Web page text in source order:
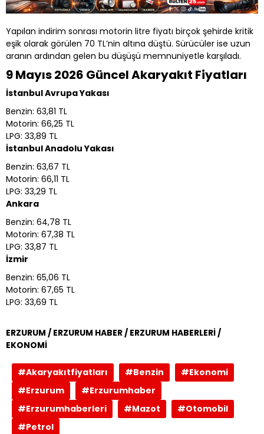
Yapılan indirim sonrası motorin litre fiyatı birçok şehirde kritik
eşik olarak görülen 70 TL’nin altına düştü. Sürücüler ise uzun
aranın ardından gelen bu düşüşü memnuniyetle karşıladı.
9 Mayıs 2026 Güncel Akaryakıt Fiyatları
İstanbul Avrupa Yakası
Benzin: 63,81 TL
Motorin: 66,25 TL
LPG: 33,89 TL
İstanbul Anadolu Yakası
Benzin: 63,67 TL
Motorin: 66,11 TL
LPG: 33,29 TL
Ankara
Benzin: 64,78 TL
Motorin: 67,38 TL
LPG: 33,87 TL
İzmir
Benzin: 65,06 TL
Motorin: 67,65 TL
LPG: 33,69 TL
ERZURUM / ERZURUM HABER / ERZURUM HABERLERİ /
EKONOMİ
#Akaryakıtfiyatları #Benzin
#Ekonomi
#Erzurum
#Erzurumhaber
#Erzurumhaberleri
#Mazot
#Otomobil
#Petrol